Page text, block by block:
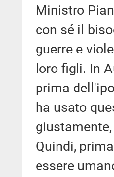
Ministro
con sé il
guerre e
loro figli. In
prima
ha usato
Quindi,
essere